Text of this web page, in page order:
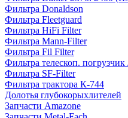
Фильтра Donaldson
Фильтра Fleetguard
Фильтра HiFi Filter
Фильтра Mann-Filter
Фильтра Fil Filter
Фильтра телескоп.
Фильтра SF-Filter
Фильтра трактора К-744
Долотья глубокорыхлителей
Запчасти Amazone